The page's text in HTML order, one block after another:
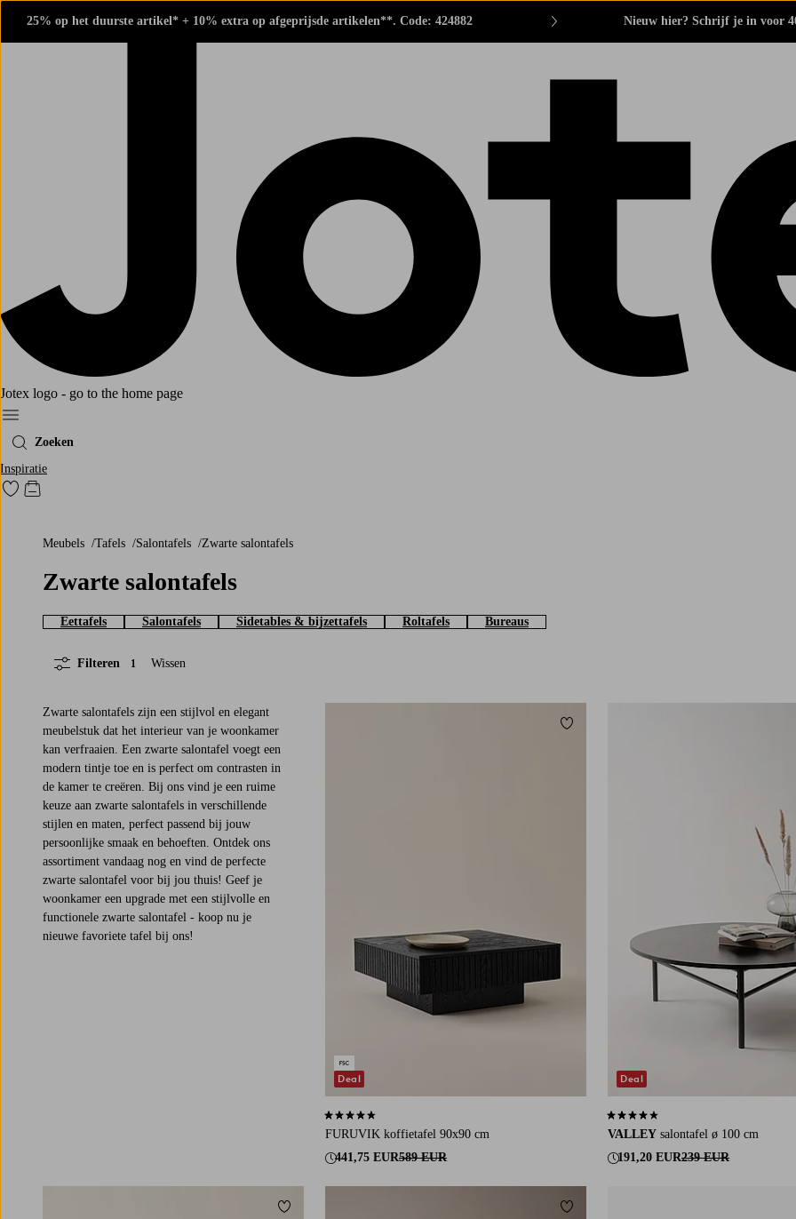
25% op het duurste artikel* + 10% extra op afgeprijsde artikelen**. Code: 424882 Nieuw hier? Schrijf je in voor
Jotex logo - go to the home page
Menu
Zoeken
Inspiratie
Ga naar favoriet gemarkeerde producten
Go to checkout
Meubels Tafels Salontafels Zwarte salontafels
Zwarte salontafels
Eettafels Salontafels Sidetables & bijzettafels Roltafels Bureaus
Filteren 1 Wissen
Zwarte salontafels zijn een stijlvol en elegant
meubelstuk dat het interieur van je woonkamer
kan verfraaien. Een zwarte salontafel voegt een
modern tintje toe en is perfect om contrasten in
de kamer te creëren. Bij ons vind je een ruime
keuze aan zwarte salontafels in verschillende
stijlen en maten, perfect passend bij jouw
persoonlijke smaak en behoeften. Ontdek ons
assortiment vandaag nog en vind de perfecte
zwarte salontafel voor bij jou thuis! Geef je
woonkamer een upgrade met een stijlvolle en
functionele zwarte salontafel - koop nu je
nieuwe favoriete tafel bij ons!
FURUVIK koffietafel 90x90 cm
441,75 EUR589 EUR
4,3 op basis van 10 beoordelingen
Deal
Toevoegen aan favorieten
VALLEY salontafel ø 100 cm
191,20 EUR239 EUR
4,0 op basis van 44 beoordelingen
Deal
Toevoegen aan favorieten Toevoegen aan favorieten